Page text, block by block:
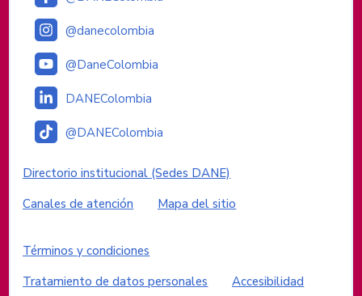
@danecolombia
@DaneColombia
DANEColombia
@DANEColombia
Enlaces institucionales
Directorio institucional (Sedes DANE)
Canales de atención
Mapa del sitio
Enlaces del sitio
Términos y condiciones
Tratamiento de datos personales
Accesibilidad